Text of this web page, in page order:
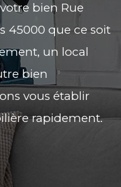
bien Rue
45000 que ce soit
un local
bien
vous établir
rapidement.